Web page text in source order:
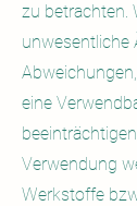
zu betrachten.
unwesentliche
eine
Verwendung
Werkstoffe